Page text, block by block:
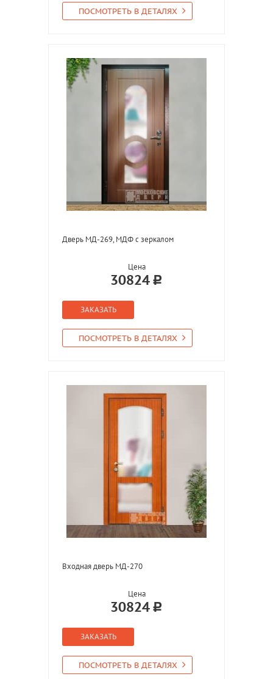
ПОСМОТРЕТЬ В ДЕТАЛЯХ
Дверь МД-269, МДФ с зеркалом
Цена
30824
ЗАКАЗАТЬ
ПОСМОТРЕТЬ В ДЕТАЛЯХ
Входная дверь МД-270
Цена
30824
ЗАКАЗАТЬ
ПОСМОТРЕТЬ В ДЕТАЛЯХ